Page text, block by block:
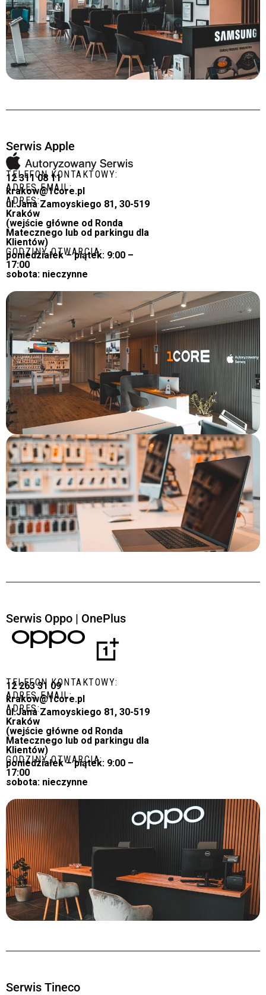
Serwis Apple
TELEFON KONTAKTOWY:
12 311 08 11
ADRES EMAIL:
krakow@1core.pl
ADRES:
ul.Jana Zamoyskiego 81, 30-519
Kraków
(wejście główne od Ronda
Matecznego lub od parkingu dla
Klientów)
GODZINY OTWARCIA:
poniedziałek – piątek: 9:00 –
17:00
sobota: nieczynne
Serwis Oppo | OnePlus
TELEFON KONTAKTOWY:
12 263 31 09
ADRES EMAIL:
krakow@1core.pl
ADRES:
ul.Jana Zamoyskiego 81, 30-519
Kraków
(wejście główne od Ronda
Matecznego lub od parkingu dla
Klientów)
GODZINY OTWARCIA:
poniedziałek – piątek: 9:00 –
17:00
sobota: nieczynne
Serwis Tineco